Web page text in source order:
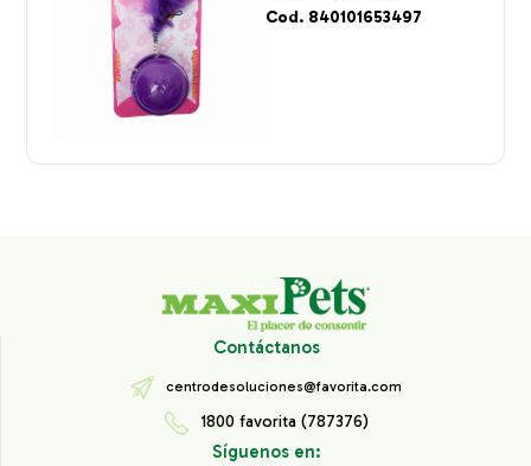
Cod. 840101653497
Contáctanos
centrodesoluciones@favorita.com
1800 favorita (787376)
Síguenos en: